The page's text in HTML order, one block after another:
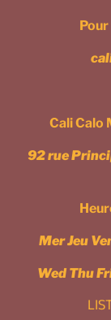
Cali Calo
92 rue
Mer Jeu
Wed Thu